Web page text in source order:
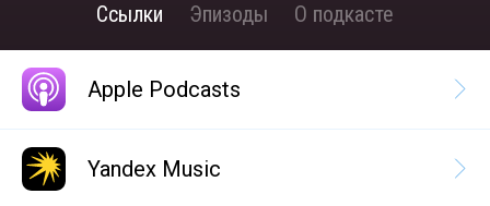
Ссылки Эпизоды О подкасте
Apple Podcasts
Yandex Music